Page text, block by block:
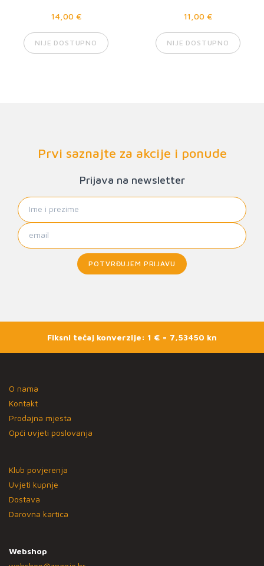
14,00 €
NIJE DOSTUPNO
11,00 €
NIJE DOSTUPNO
Prvi saznajte za akcije i ponude
Prijava na newsletter
POTVRĐUJEM PRIJAVU
Fiksni tečaj konverzije: 1 € = 7,53450 kn
O nama
Kontakt
Prodajna mjesta
Opći uvjeti poslovanja
Klub povjerenja
Uvjeti kupnje
Dostava
Darovna kartica
Webshop